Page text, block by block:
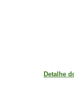
Detalhe